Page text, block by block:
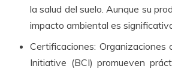
la salud del suelo. Aunque su
impacto ambiental es
Certificaciones: Organizaciones
Initiative (BCI) promueven